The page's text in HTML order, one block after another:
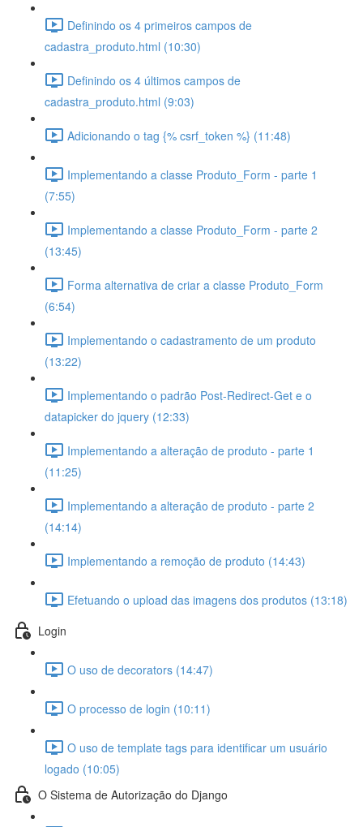
Definindo os 4 primeiros campos de
cadastra_produto.html (10:30)
Definindo os 4 últimos campos de
cadastra_produto.html (9:03)
Adicionando o tag {% csrf_token %} (11:48)
Implementando a classe Produto_Form - parte 1
(7:55)
Implementando a classe Produto_Form - parte 2
(13:45)
Forma alternativa de criar a classe Produto_Form
(6:54)
Implementando o cadastramento de um produto
(13:22)
Implementando o padrão Post-Redirect-Get e o
datapicker do jquery (12:33)
Implementando a alteração de produto - parte 1
(11:25)
Implementando a alteração de produto - parte 2
(14:14)
Implementando a remoção de produto (14:43)
Efetuando o upload das imagens dos produtos (13:18)
Login
O uso de decorators (14:47)
O processo de login (10:11)
O uso de template tags para identificar um usuário
logado (10:05)
O Sistema de Autorização do Django